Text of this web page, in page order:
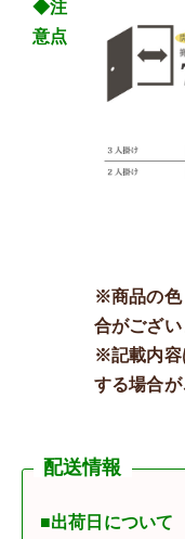
◆注
意点
※商品の色
合がござい
※記載内容
する場合が
配送情報
■出荷日について